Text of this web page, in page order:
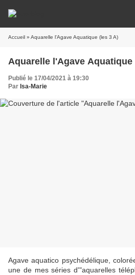
Accueil » Aquarelle l'Agave Aquatique (les 3 A)
Aquarelle l'Agave Aquatique
Publié le 17/04/2021 à 19:30
Par Isa-Marie
Agave aquatico psychédélique,
une de mes séries d'"aquarelles